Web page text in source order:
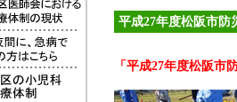
平成27年度松阪市
「平成27年度松阪市